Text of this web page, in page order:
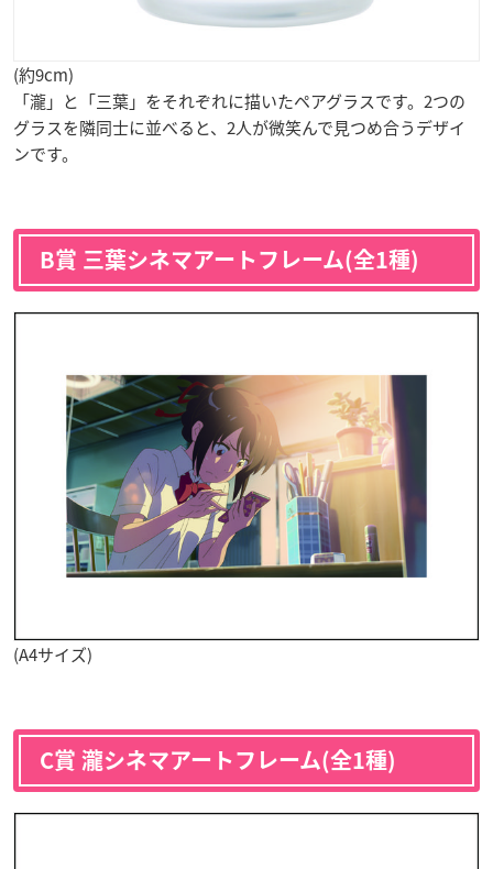
(約9cm)
「瀧」と「三葉」をそれぞれに描いたペアグラスです。2つの
グラスを隣同士に並べると、2人が微笑んで見つめ合うデザイ
ンです。
B賞 三葉シネマアートフレーム(全1種)
(A4サイズ)
C賞 瀧シネマアートフレーム(全1種)